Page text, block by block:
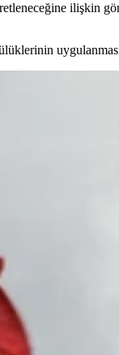
ilişkin